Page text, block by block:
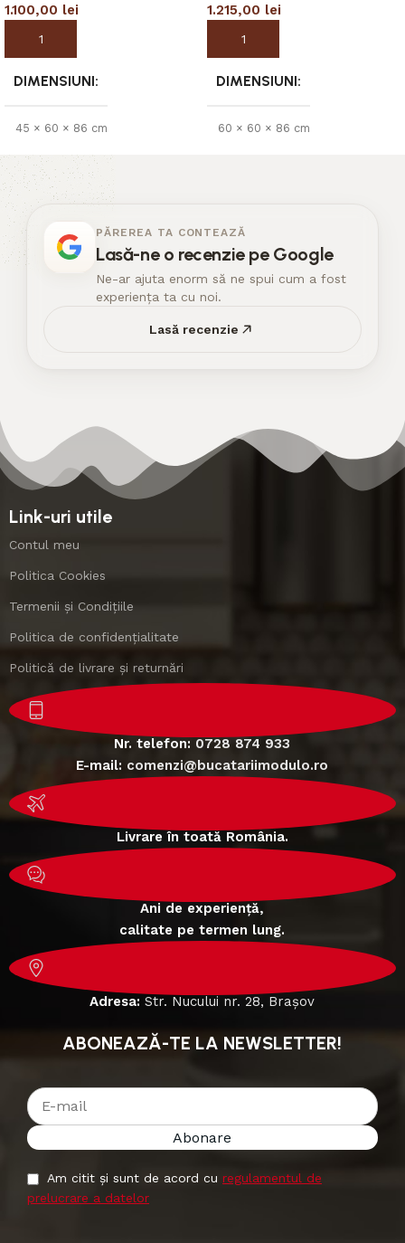
1.100,00 lei
Adaugă în coș
DIMENSIUNI
45 × 60 × 86 cm
1.215,00 lei
Adaugă în coș
DIMENSIUNI
60 × 60 × 86 cm
PĂREREA TA CONTEAZĂ
Lasă-ne o recenzie pe Google
Ne-ar ajuta enorm să ne spui cum a fost
experiența ta cu noi.
Lasă recenzie
Link-uri utile
Contul meu
Politica Cookies
Termenii și Condițiile
Politica de confidențialitate
Politică de livrare și returnări
Nr. telefon: 0728 874 933
E-mail: comenzi@bucatariimodulo.ro
Livrare în toată România.
Ani de experiență,
calitate pe termen lung.
Adresa: Str. Nucului nr. 28, Brașov
ABONEAZĂ-TE LA NEWSLETTER!
Am citit și sunt de acord cu regulamentul de
prelucrare a datelor